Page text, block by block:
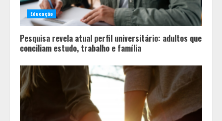
Educação
Pesquisa revela atual perfil universitário: adultos que
conciliam estudo, trabalho e família